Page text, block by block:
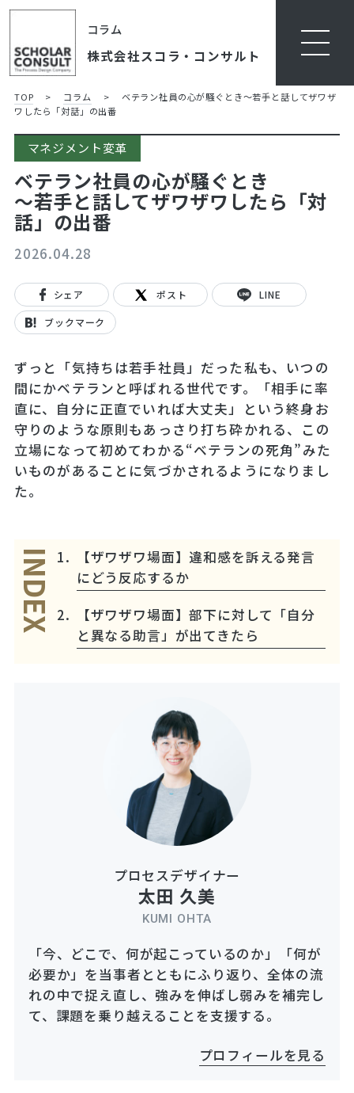
コラム
株式会社スコラ・コンサルト
TOP > コラム > ベテラン社員の心が騒ぐとき～若手と話してザワザ
ワしたら「対話」の出番
マネジメント変革
ベテラン社員の心が騒ぐとき
～若手と話してザワザワしたら「対
話」の出番
2026.04.28
シェア ポスト LINE
ブックマーク
ずっと「気持ちは若手社員」だった私も、いつの
間にかベテランと呼ばれる世代です。「相手に率
直に、自分に正直でいれば大丈夫」という終身お
守りのような原則もあっさり打ち砕かれる、この
立場になって初めてわかる“ベテランの死角”みた
いものがあることに気づかされるようになりまし
た。
INDEX
【ザワザワ場面】違和感を訴える発言
にどう反応するか
【ザワザワ場面】部下に対して「自分
と異なる助言」が出てきたら
プロセスデザイナー
太田 久美
KUMI OHTA
「今、どこで、何が起こっているのか」「何が
必要か」を当事者とともにふり返り、全体の流
れの中で捉え直し、強みを伸ばし弱みを補完し
て、課題を乗り越えることを支援する。
プロフィールを見る